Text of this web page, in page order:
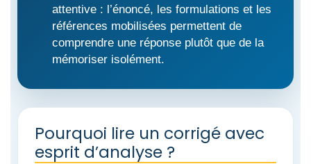
attentive : l’énoncé, les formulations et les
références mobilisées permettent de
comprendre une réponse plutôt que de la
mémoriser isolément.
Pourquoi lire un corrigé avec
esprit d’analyse ?